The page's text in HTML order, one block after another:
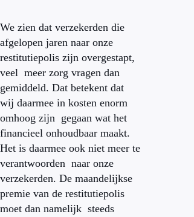
We zien dat verzekerden die
afgelopen jaren naar onze
restitutiepolis zijn overgestapt,
veel meer zorg vragen dan
gemiddeld. Dat betekent dat
wij daarmee in kosten enorm
omhoog zijn gegaan wat het
financieel onhoudbaar maakt.
Het is daarmee ook niet meer te
verantwoorden naar onze
verzekerden. De maandelijkse
premie van de restitutiepolis
moet dan namelijk steeds